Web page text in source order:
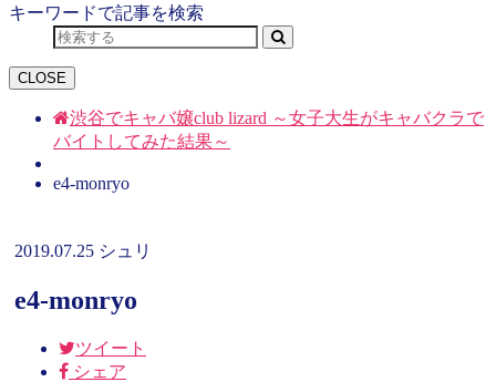
キーワードで記事を検索
CLOSE
渋谷でキャバ嬢club lizard ～女子大生がキャバクラで
バイトしてみた結果～
e4-monryo
2019.07.25 シュリ
e4-monryo
ツイート
シェア